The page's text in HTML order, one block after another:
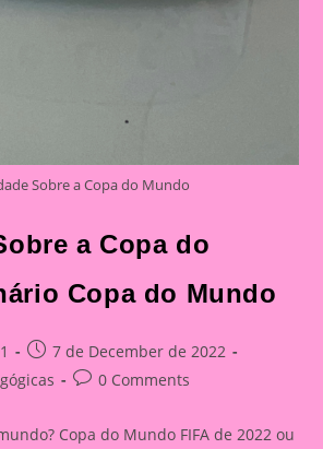
Sobre a Copa do Mundo
a Copa do
Copa do Mundo
Post
published:
7 de December de 2022
Post0 Comments
Copa do Mundo FIFA de 2022 ou